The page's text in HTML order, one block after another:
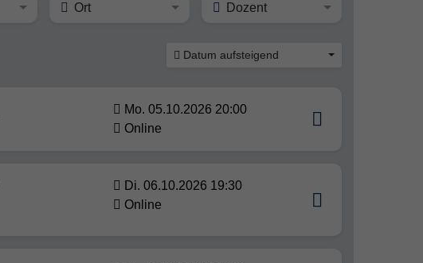
Ort Dozent
Datum aufsteigend
Mo. 05.10.2026 20:00
Online
Di. 06.10.2026 19:30
Online